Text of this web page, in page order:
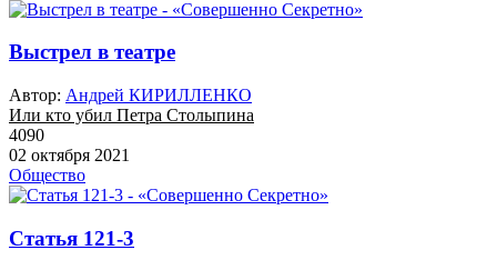
Выстрел в театре
Автор: Андрей КИРИЛЛЕНКО
Или кто убил Петра Столыпина
4090
02 октября 2021
Общество
Статья 121-3